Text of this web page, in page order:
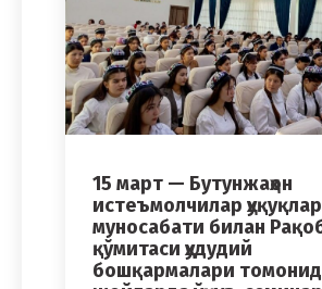
15 март — Бутунжаҳон
истеъмолчилар
муносабати билан
қўмитаси ҳудудий
бошқармалари